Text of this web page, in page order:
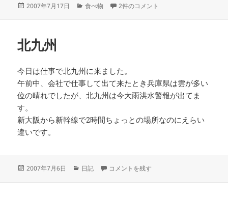
投
2007年7月17日
カ
食べ物 うどんツアーに行ってきた への
2件のコメント
北九州
今日は仕事で北九州に来ました。
午前中、会社で仕事して出て来たとき兵庫県は雲が多い
位の晴れでしたが、北九州は今大雨洪水警報が出てま
す。
新大阪から新幹線で2時間ちょっとの場所なのにえらい
違いです。
投
2007年7月6日
カ
日記 北九州 に
コメントを残す